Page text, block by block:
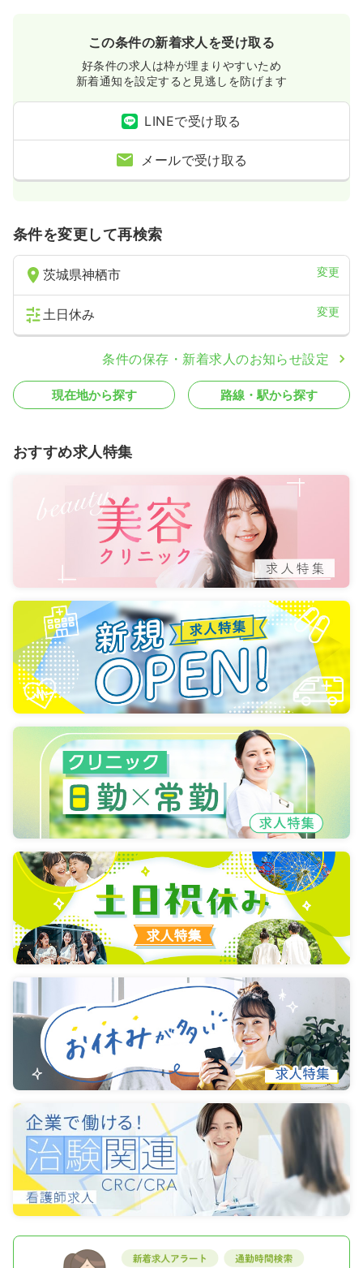
この条件の新着求人を受け取る
好条件の求人は枠が埋まりやすいため
新着通知を設定すると見逃しを防げます
LINEで受け取る
メールで受け取る
条件を変更して再検索
茨城県神栖市 変更
土日休み 変更
条件の保存・新着求人のお知らせ設定
現在地から探す 路線・駅から探す
おすすめ求人特集